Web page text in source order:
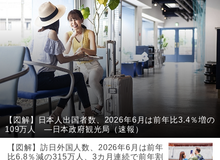
【図解】日本人出国者数、2026年6月は前年比3.4％増の
109万人 ―日本政府観光局（速報）
【図解】訪日外国人数、2026年6月は前年
比6.8％減の315万人、3カ月連続で前年割